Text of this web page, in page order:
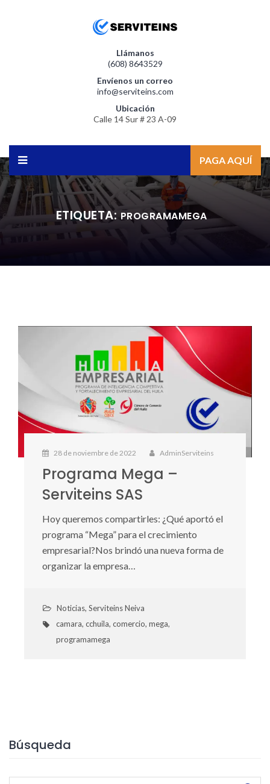
Llámanos
(608) 8643529
Envíenos un correo
info@serviteins.com
Ubicación
Calle 14 Sur # 23 A-09
PAGA AQUÍ
ETIQUETA:PROGRAMAMEGA
28 de noviembre de 2022 AdminServiteins
Programa Mega –
Serviteins SAS
Hoy queremos compartirles: ¿Qué aportó el
programa “Mega” para el crecimiento
empresarial?Nos brindó una nueva forma de
organizar la empresa…
Noticias, Serviteins Neiva
camara, cchuila, comercio, mega,
programamega
Búsqueda